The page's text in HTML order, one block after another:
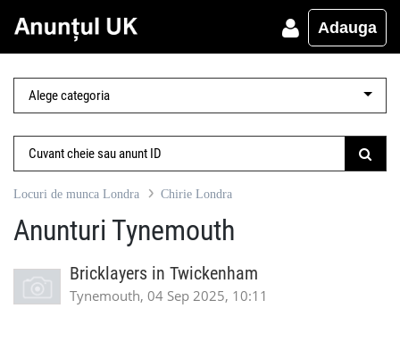
Adauga
Locuri de munca Londra Chirie Londra
Anunturi Tynemouth
Bricklayers in Twickenham
Tynemouth, 04 Sep 2025, 10:11